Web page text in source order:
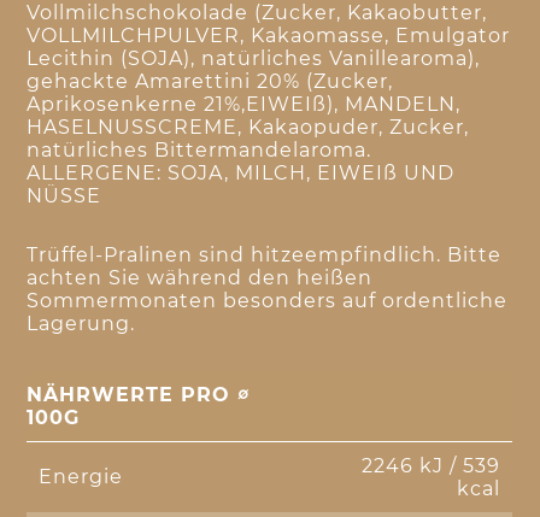
Vollmilchschokolade (Zucker, Kakaobutter,
VOLLMILCHPULVER, Kakaomasse, Emulgator
Lecithin (SOJA), natürliches Vanillearoma),
gehackte Amarettini 20% (Zucker,
Aprikosenkerne 21%,EIWEIß), MANDELN,
HASELNUSSCREME, Kakaopuder, Zucker,
natürliches Bittermandelaroma.
ALLERGENE: SOJA, MILCH, EIWEIß UND
NÜSSE
Trüffel-Pralinen sind hitzeempfindlich. Bitte
achten Sie während den heißen
Sommermonaten besonders auf ordentliche
Lagerung.
NÄHRWERTE PRO ∅
100G
Energie
2246 kJ / 539
kcal